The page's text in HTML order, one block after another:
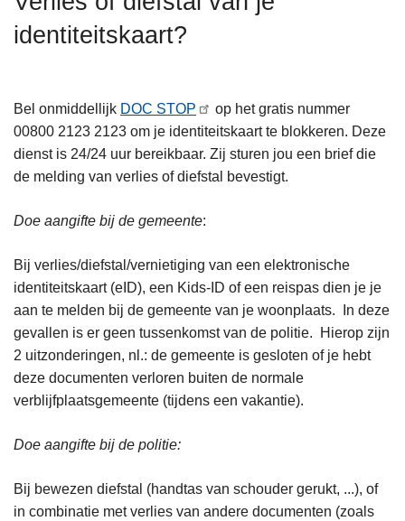
identiteitskaart?
Bel onmiddellijk DOC STOP
op het gratis nummer
00800 2123 2123 om je identiteitskaart te blokkeren. Deze
dienst is 24/24 uur bereikbaar. Zij sturen jou een brief die
de melding van verlies of diefstal bevestigt.
Doe aangifte bij de gemeente:
Bij verlies/diefstal/vernietiging van een elektronische
identiteitskaart (eID), een Kids-ID of een reispas dien je je
aan te melden bij de gemeente van je woonplaats. In deze
gevallen is er geen tussenkomst van de politie. Hierop zijn
2 uitzonderingen, nl.: de gemeente is gesloten of je hebt
deze documenten verloren buiten de normale
verblijfplaatsgemeente (tijdens een vakantie).
Doe aangifte bij de politie:
Bij bewezen diefstal (handtas van schouder gerukt, ...), of
in combinatie met verlies van andere documenten (zoals